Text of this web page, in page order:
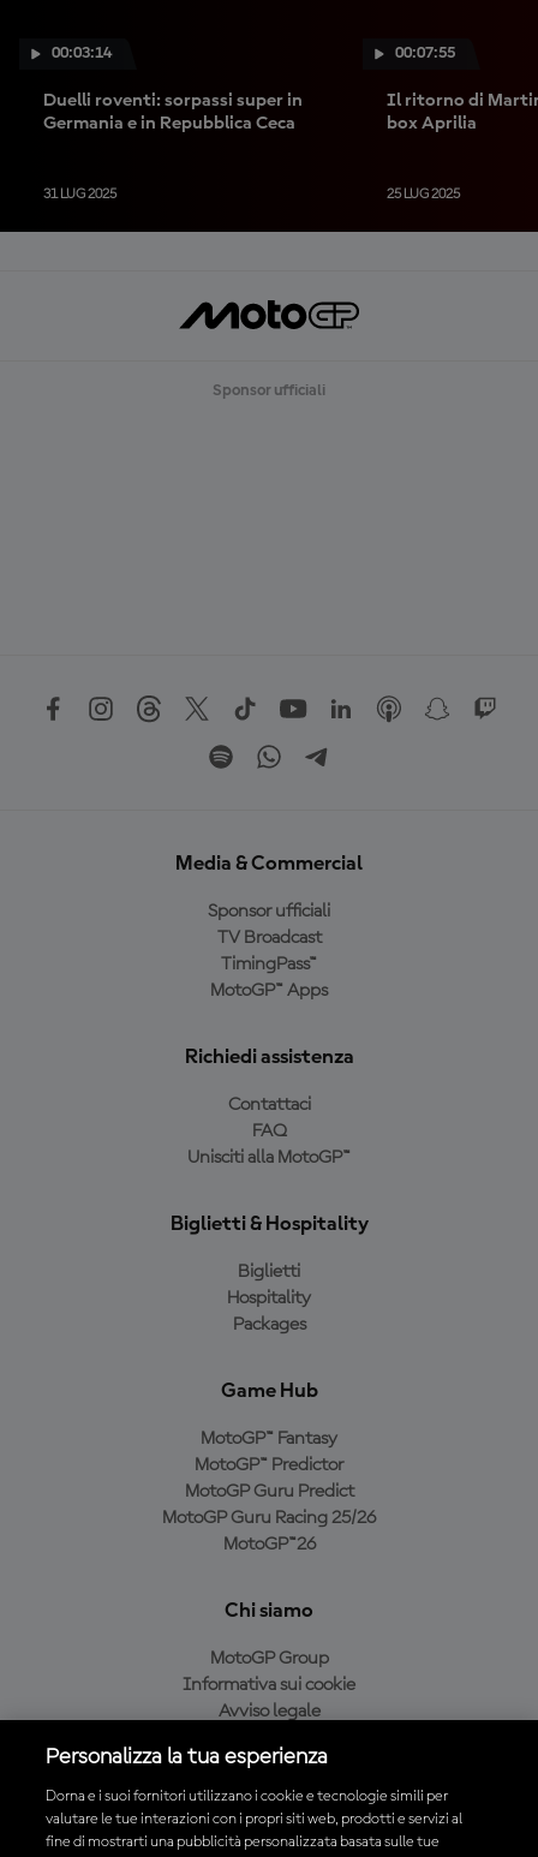
00:03:14
Duelli roventi: sorpassi super in
Germania e in Repubblica Ceca
31 LUG 2025
00:07:55
Il ritorno di
box Aprilia
25 LUG 2025
Sponsor ufficiali
Media & Commercial
Sponsor ufficiali
TV Broadcast
TimingPass™
MotoGP™ Apps
Richiedi assistenza
Contattaci
FAQ
Unisciti alla MotoGP™
Biglietti & Hospitality
Biglietti
Hospitality
Packages
Game Hub
MotoGP™ Fantasy
MotoGP™ Predictor
MotoGP Guru Predict
MotoGP Guru Racing 25/26
MotoGP™26
Chi siamo
MotoGP Group
Informativa sui cookie
Avviso legale
Condizioni di acquisto
Personalizza la tua esperienza
Dorna e i suoi fornitori utilizzano i cookie e tecnologie simili per
valutare le tue interazioni con i propri siti web, prodotti e servizi al
fine di mostrarti una pubblicità personalizzata basata sulle tue